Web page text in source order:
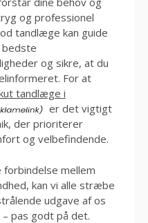
og professionel
tandlæge kan guide
bedste
og sikre, at du
For at
tandlæge i
er det vigtigt
der prioriterer
og velbefindende.
forbindelse mellem
kan vi alle stræbe
udgave af os
pas godt på det.